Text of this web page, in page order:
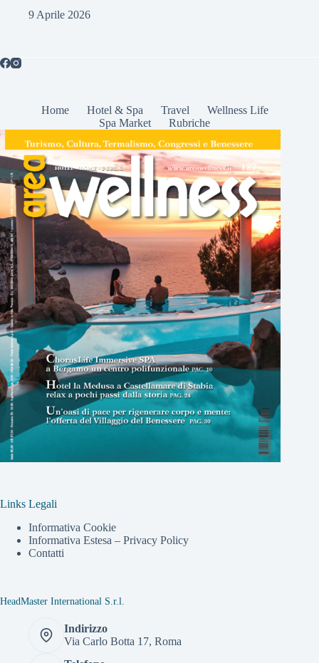
9 Aprile 2026
Home Hotel & Spa Travel
Wellness Life
Spa Market
Rubriche
Links Legali
Informativa Cookie
Informativa Estesa – Privacy Policy
Contatti
HeadMaster International S.r.l.
Indirizzo
Via Carlo Botta 17, Roma